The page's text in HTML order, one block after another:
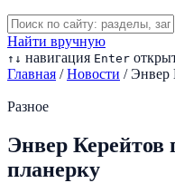
Найти вручную
↑ ↓ навигация Enter
Главная / Новости / Энвер
Разное
Энвер Керейтов
планерку